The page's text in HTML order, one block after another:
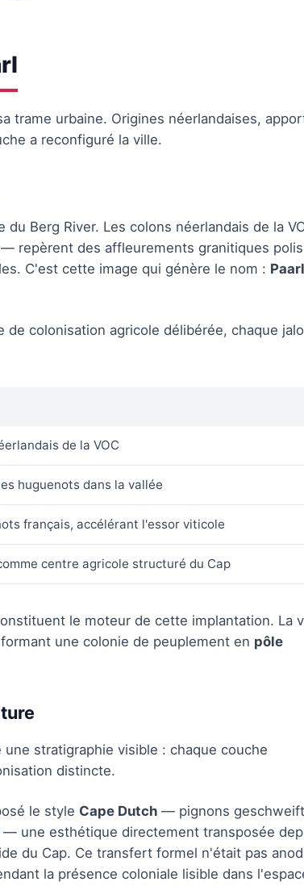
trame urbaine. Origines néerlandaises,
a reconfiguré la ville.
du Berg River. Les colons néerlandais de la
repèrent des affleurements granitiques
C'est cette image qui génère le nom : Paarl
colonisation agricole délibérée, chaque
de la VOC
huguenots dans la vallée
français, accélérant l'essor viticole
centre agricole structuré du Cap
le moteur de cette implantation. La
une colonie de peuplement en pôle
stratigraphie visible : chaque couche
distincte.
le style Cape Dutch — pignons
une esthétique directement transposée
du Cap. Ce transfert formel n'était pas
la présence coloniale lisible dans